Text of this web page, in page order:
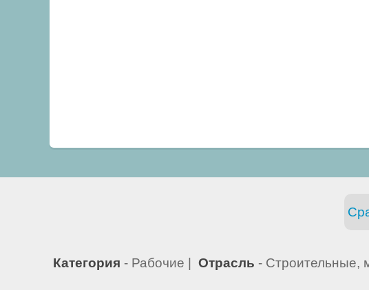
Категория - Рабочие | Отрасль - Строительные,